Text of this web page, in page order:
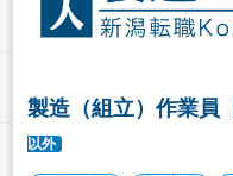
製造（組立）作業員
以外